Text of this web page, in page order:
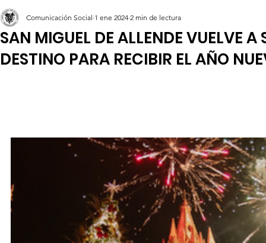
SAN MIGUEL DE ALLENDE VUELVE A
DESTINO PARA RECIBIR EL AÑO
Comunicación Social 1 ene 2024 2 min de lectura